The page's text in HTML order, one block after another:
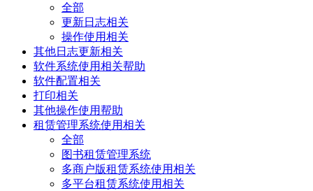
全部
更新日志相关
操作使用相关
其他日志更新相关
软件系统使用相关帮助
软件配置相关
打印相关
其他操作使用帮助
租赁管理系统使用相关
全部
图书租赁管理系统
多商户版租赁系统使用相关
多平台租赁系统使用相关